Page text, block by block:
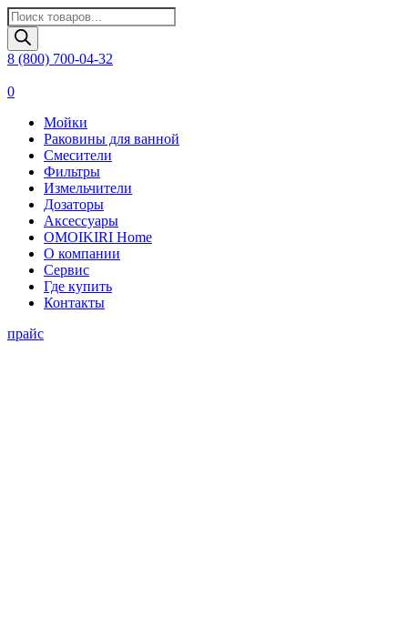
Поиск
товаров
8 (800) 700-04-32
0
Мойки
Раковины для ванной
Смесители
Фильтры
Измельчители
Дозаторы
Аксессуары
OMOIKIRI Home
О компании
Сервис
Где купить
Контакты
прайс